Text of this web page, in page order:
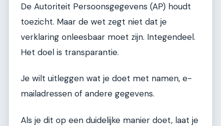
De Autoriteit Persoonsgegevens (AP) houdt
toezicht. Maar de wet zegt niet dat je
verklaring onleesbaar moet zijn. Integendeel.
Het doel is transparantie.
Je wilt uitleggen wat je doet met namen, e-
mailadressen of andere gegevens.
Als je dit op een duidelijke manier doet, laat je